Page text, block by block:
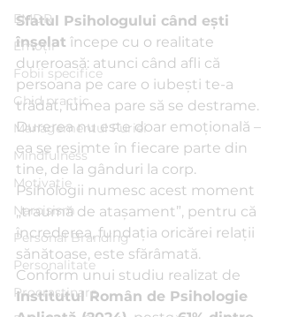
EMDR
Emoții
Fobii specifice
Ghid practic
Managementul Furiei
Mindfulness
Motivație
Narcisism
Personal Branding
Personalitate
Procrastinare
Sfatul Psihologului când ești
înșelat începe cu o realitate
dureroasă: atunci când afli că
persoana pe care o iubești te-a
trădat, lumea pare să se destrame.
Durerea nu este doar emoțională –
ea se resimte în fiecare parte din
tine, de la gânduri la corp.
Psihologii numesc acest moment
„traumă de atașament”, pentru că
încrederea, fundația oricărei relații
sănătoase, este sfărâmată.
Conform unui studiu realizat de
Institutul Român de Psihologie